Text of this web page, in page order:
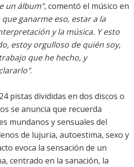
un álbum", comentó el músico en
que ganarme eso, estar a la
y la música. Y esto
estoy orgulloso de quién soy,
que he hecho, y
.
pistas divididas en dos discos o
se anuncia que recuerda
mundanos y sensuales del
de lujuria, autoestima, sexo y
evoca la sensación de un
centrado en la sanación, la